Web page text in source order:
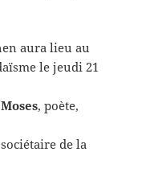
aura lieu au
le jeudi 21
, poète,
de la